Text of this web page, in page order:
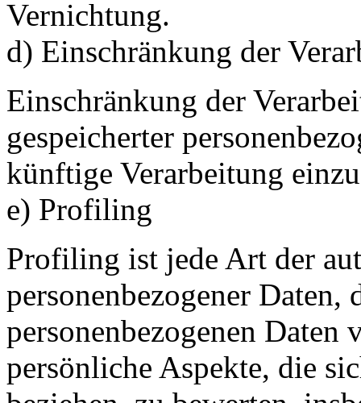
Vernichtung.
d) Einschränkung der
Einschränkung der
gespeicherter
künftige Verarbeitung
e) Profiling
Profiling ist jede Art der
personenbezogener Daten,
personenbezogenen Daten
persönliche Aspekte, die